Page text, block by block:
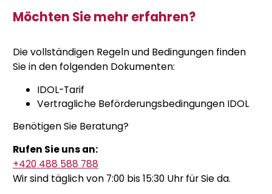
Möchten Sie mehr erfahren?
Die vollständigen Regeln und Bedingungen finden
Sie in den folgenden Dokumenten:
IDOL-Tarif
Vertragliche Beförderungsbedingungen IDOL
Benötigen Sie Beratung?
Rufen Sie uns an:
+420 488 588 788
Wir sind täglich von 7:00 bis 15:30 Uhr für Sie da.